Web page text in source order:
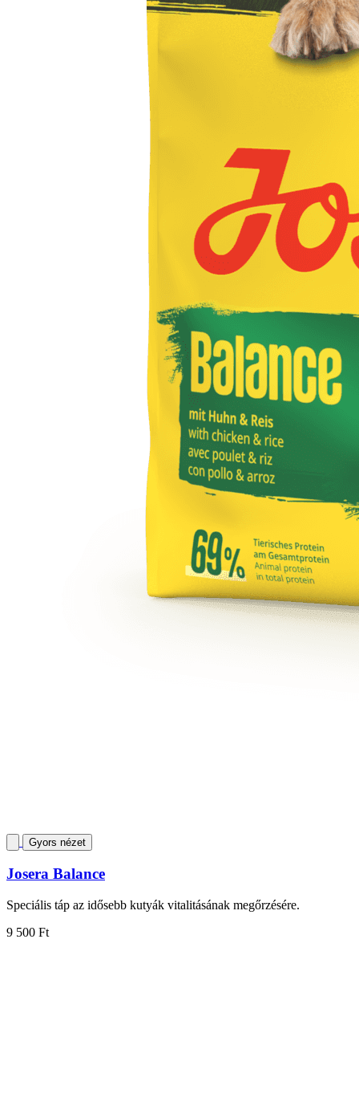
Gyors nézet
Josera Balance
Speciális táp az idősebb kutyák vitalitásának megőrzésére.
9 500 Ft